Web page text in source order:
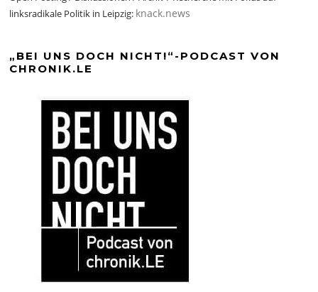
linksradikale Politik in Leipzig: knack.news
„BEI UNS DOCH NICHT!“-PODCAST VON
CHRONIK.LE